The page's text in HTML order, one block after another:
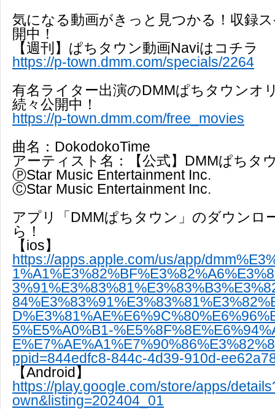
気になる動画がきっと見つかる！収録
開中！
【週刊】ぱちタウン動画Naviはコチラ
https://p-town.dmm.com/specials/2264
有名ライター出演のDMMぱちタウンオ
続々公開中！
https://p-town.dmm.com/free_movies
曲名：DokodokoTime
アーティスト名：【公式】DMMぱちタ
ⓅStar Music Entertainment Inc.
ⒸStar Music Entertainment Inc.
アプリ「DMMぱちタウン」のダウンロ
ら！
【ios】
https://apps.apple.com/us/app/
5%E5%A0%B1-
ppid=844edfc8-844c-4d39-910d-
【Android】
https://play.google.com/store/apps/
own&listing=202404_01